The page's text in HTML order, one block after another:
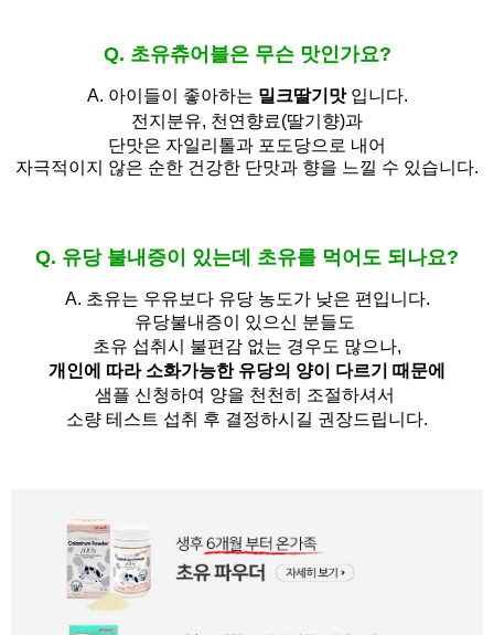
Q. 초유츄어블은 무슨 맛인가요?
A. 아이들이 좋아하는 밀크딸기맛입니다.
전지분유, 천연향료(딸기향)과
단맛은 자일리톨과 포도당으로 내어
자극적이지 않은 순한 건강한 단맛과 향을 느낄 수 있습니다.
Q. 유당 불내증이 있는데 초유를 먹어도 되나요?
A. 초유는 우유보다 유당 농도가 낮은 편입니다.
유당불내증이 있으신 분들도
초유 섭취시 불편감 없는 경우도 많으나,
개인에 따라 소화가능한 유당의 양이 다르기 때문에
샘플 신청하여 양을 천천히 조절하셔서
소량 테스트 섭취 후 결정하시길 권장드립니다.